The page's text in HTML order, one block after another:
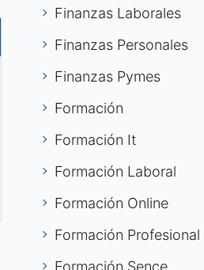
Finanzas Laborales
Finanzas Personales
Finanzas Pymes
Formación
Formación It
Formación Laboral
Formación Online
Formación Profesional
Formación Sence